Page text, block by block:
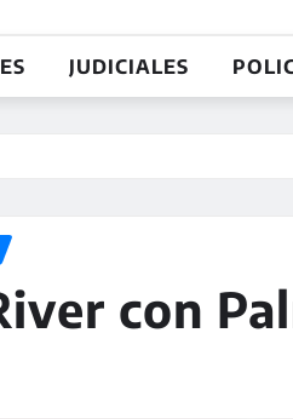
JUDICIALES
con